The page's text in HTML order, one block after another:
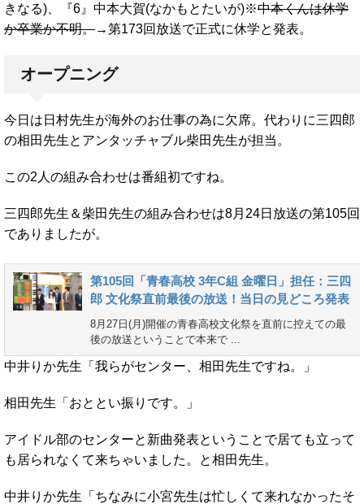
きなる)、『6』中本大賀(なかもとたいが)※中本くんは休学
か卒業か不明。→第173回放送で正式に休学と発表。
オープニング
今日は日村先生が海外のお仕事の為に欠席。代わりに三四郎
の相田先生とアンタッチャブル柴田先生が担当。
この2人の組み合わせは番組初ですね。
三四郎先生＆柴田先生の組み合わせは8月24日放送の第105回
でありましたが。
第105回「青春高校 3年C組 金曜日」担任：三四
郎 文化祭直前最後の放送！当日の見どころ発表
8月27日(月)開催の青春高校文化祭を直前に控えての最
後の放送ということで本来で ...
中井りか先生「我らがセンター、相田先生ですね。」
相田先生「おととい振りです。」
アイドル部のセンターと新曲発表ということで居ても立って
も居られなくて来ちゃいました。と相田先生。
中井りか先生「ちなみに小宮先生は忙しくて来れなかったそ